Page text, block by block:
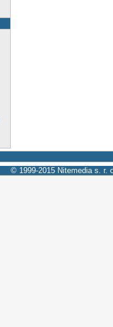
© 1999-2015 Nitemedia s. r.